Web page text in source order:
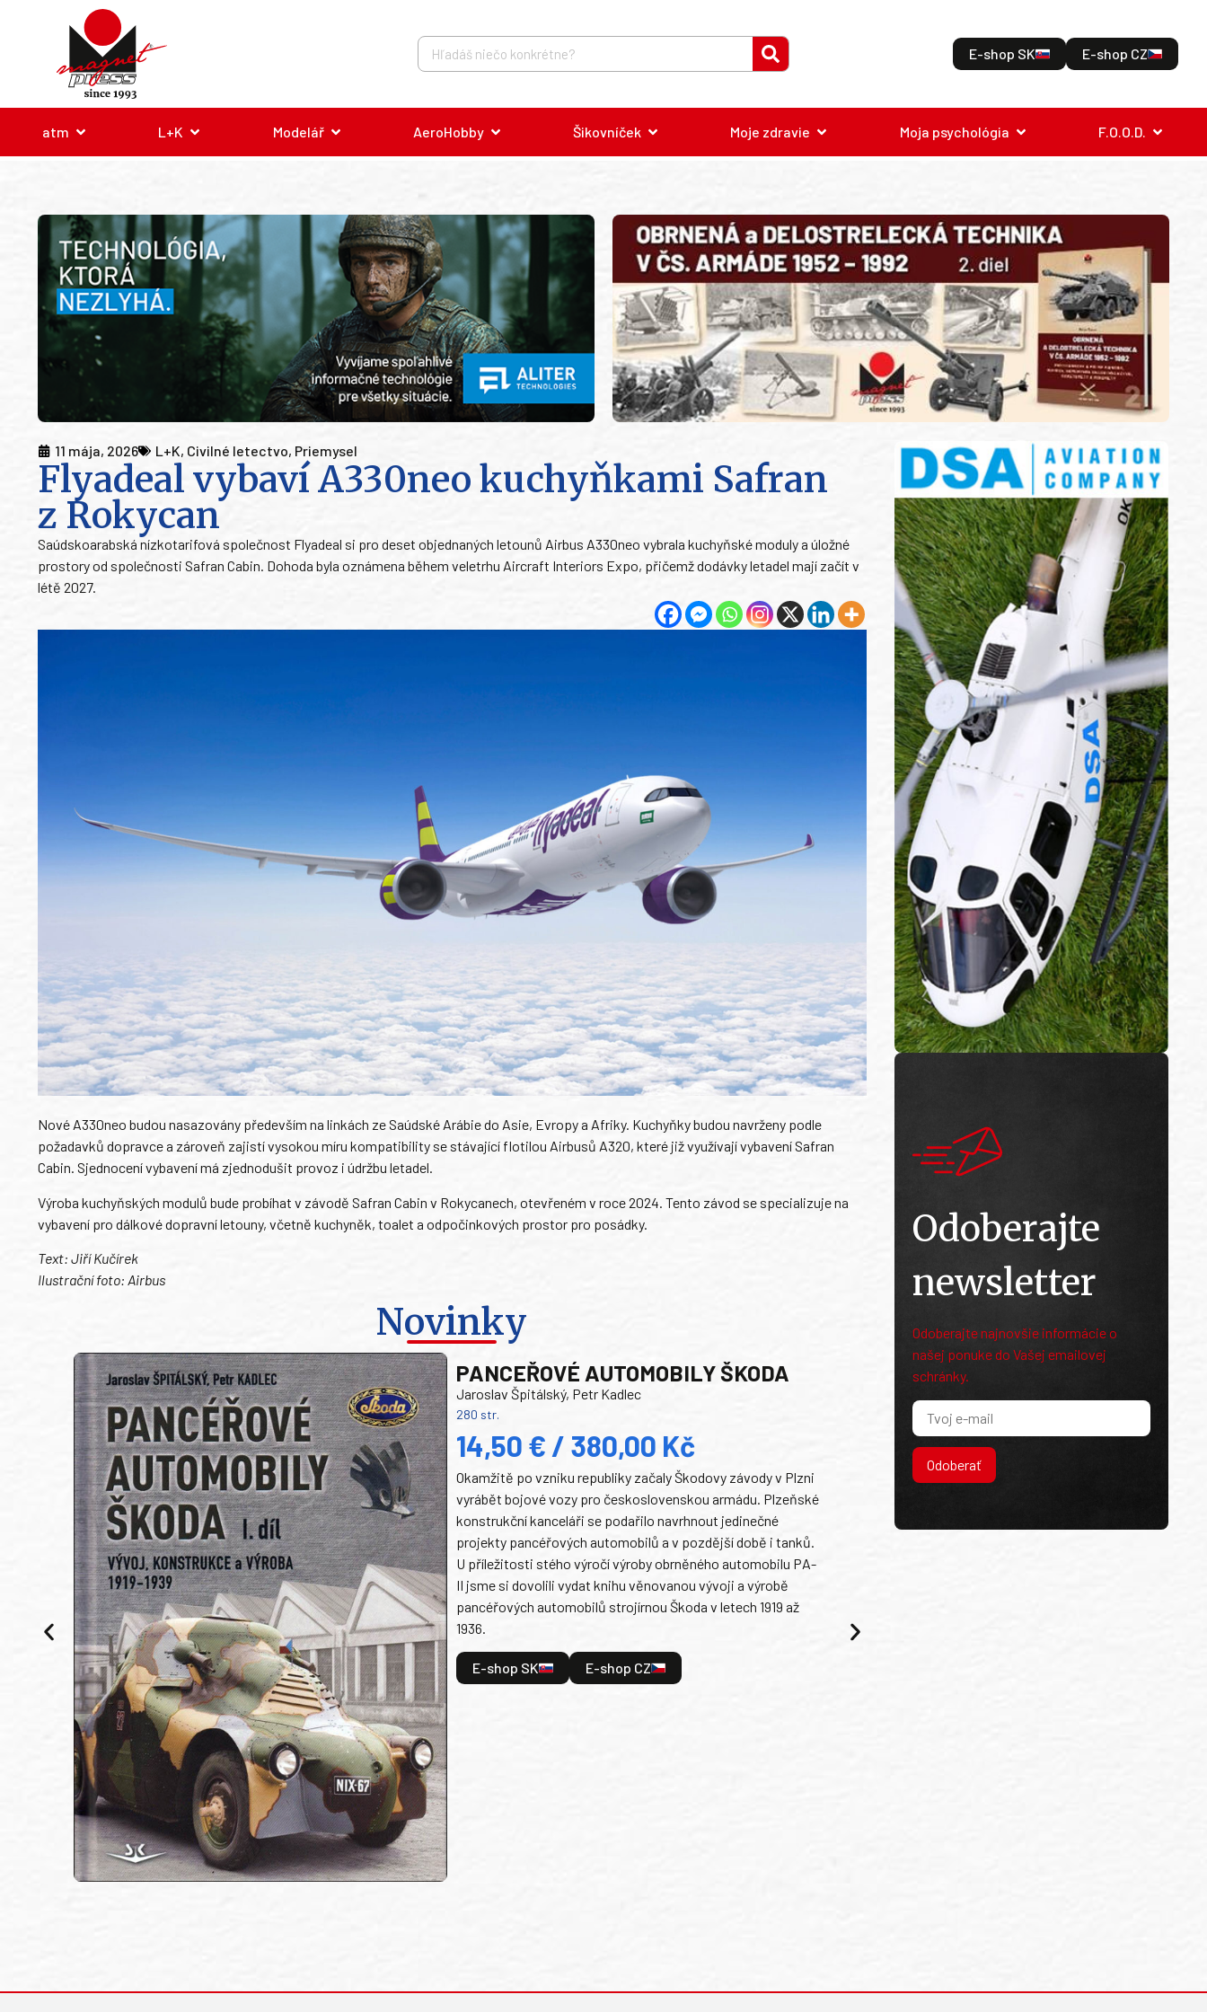
E-shop SK E-shop CZ
atm L+K Modelář AeroHobby Šikovníček Moje zdravie Moja psychológia F.O.O.D.
11 mája, 2026 L+K, Civilné letectvo, Priemysel
Flyadeal vybaví A330neo kuchyňkami Safran
z Rokycan
Saúdskoarabská nízkotarifová společnost Flyadeal si pro deset objednaných letounů Airbus A330neo vybrala kuchyňské moduly a úložné
prostory od společnosti Safran Cabin. Dohoda byla oznámena během veletrhu Aircraft Interiors Expo, přičemž dodávky letadel mají začít v
létě 2027.
Nové A330neo budou nasazovány především na linkách ze Saúdské Arábie do Asie, Evropy a Afriky. Kuchyňky budou navrženy podle
požadavků dopravce a zároveň zajistí vysokou míru kompatibility se stávající flotilou Airbusů A320, které již využívají vybavení Safran
Cabin. Sjednocení vybavení má zjednodušit provoz i údržbu letadel.
Výroba kuchyňských modulů bude probíhat v závodě Safran Cabin v Rokycanech, otevřeném v roce 2024. Tento závod se specializuje na
vybavení pro dálkové dopravní letouny, včetně kuchyněk, toalet a odpočinkových prostor pro posádky.
Text: Jiří Kučírek
Ilustrační foto: Airbus
Novinky
PANCEŘOVÉ AUTOMOBILY ŠKODA
Jaroslav Špitálský, Petr Kadlec
280 str.
14,50 € / 380,00 Kč
Okamžitě po vzniku republiky začaly Škodovy závody v Plzni
vyrábět bojové vozy pro československou armádu. Plzeňské
konstrukční kanceláři se podařilo navrhnout jedinečné
projekty pancéřových automobilů a v pozdější době i tanků.
U příležitosti stého výročí výroby obrněného automobilu PA-
II jsme si dovolili vydat knihu věnovanou vývoji a výrobě
pancéřových automobilů strojírnou Škoda v letech 1919 až
1936.
E-shop SK E-shop CZ
Odoberajte
newsletter
Odoberajte najnovšie informácie o
našej ponuke do Vašej emailovej
schránky.
Odoberať